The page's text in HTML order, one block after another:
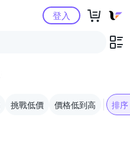
Yahoo購物中心登入
挑戰低價 價格低到高 排序